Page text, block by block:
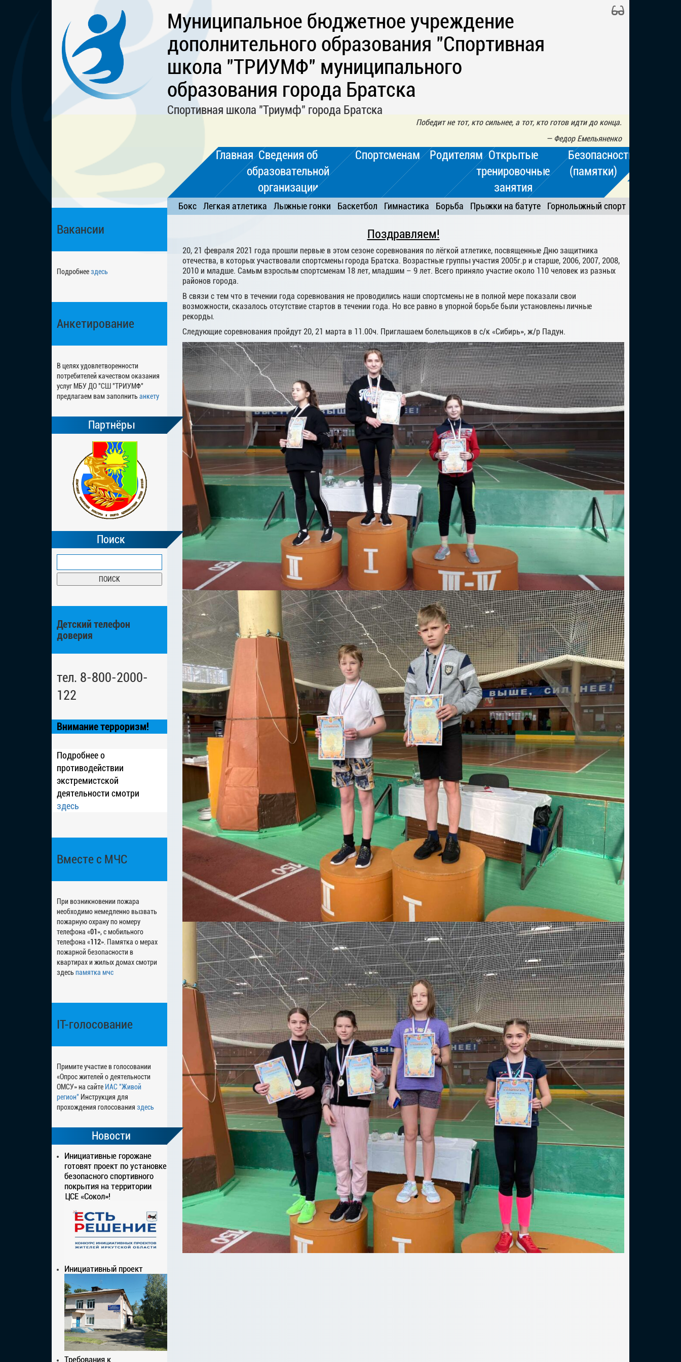
Муниципальное бюджетное учреждение
дополнительного образования "Спортивная
школа "ТРИУМФ" муниципального
образования города Братска
Спортивная школа "Триумф" города Братска
Победит не тот, кто сильнее, а тот, кто готов идти до конца.
— Федор Емельяненко
Главная Сведения об
образовательной
организации
Спортсменам Родителям Открытые
тренировочные
занятия
Безопасность
(памятки)
Вакансии
Подробнеездесь
Анкетирование
В целях удовлетворенности
потребителей качеством оказания
услуг МБУ ДО "СШ "ТРИУМФ"
предлагаем вам заполнитьанкету
Партнёры
Поиск
Детский телефон
доверия
тел. 8-800-2000-
122
Внимание терроризм!
Подробнее о
противодействии
экстремистской
деятельности смотри
здесь
Вместе с МЧС
При возникновении пожара
необходимо немедленно вызвать
пожарную охрану по номеру
телефона «01 », с мобильного
телефона «112». Памятка о мерах
пожарной безопасности в
квартирах и жилых домах смотри
здесьпамятка мчс
IT-голосование
Примите участие в голосовании
«Опрос жителей о деятельности
ОМСУ» на сайте ИАС "Живой
регион" Инструкция для
прохождения голосования здесь
Новости
Инициативные горожане
готовят проект по установке
безопасного спортивного
покрытия на территории
ЦСЕ «Сокол»!
Инициативный проект
Требования к
Бокс Легкая атлетика Лыжные гонки Баскетбол Гимнастика Борьба Прыжки на батуте Горнолыжный спорт
Поздравляем!
20, 21 февраля 2021 года прошли первые в этом сезоне соревнования по лёгкой атлетике, посвященные Дню защитника
отечества, в которых участвовали спортсмены города Братска. Возрастные группы участия 2005г.р и старше, 2006, 2007, 2008,
2010 и младше. Самым взрослым спортсменам 18 лет, младшим – 9 лет. Всего приняло участие около 110 человек из разных
районов города.
В связи с тем что в течении года соревнования не проводились наши спортсмены не в полной мере показали свои
возможности, сказалось отсутствие стартов в течении года. Но все равно в упорной борьбе были установлены личные
рекорды.
Следующие соревнования пройдут 20, 21 марта в 11.00ч. Приглашаем болельщиков в с/к «Сибирь», ж/р Падун.